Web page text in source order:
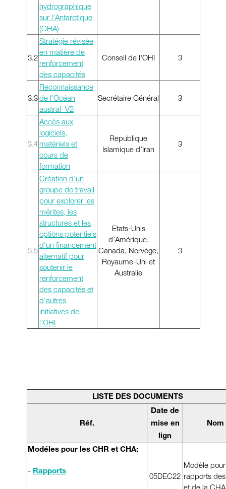
hydrographique
sur l’Antarctique
(CHA)
3.2
Stratégie révisée
en matière de
renforcement
des capacités
Conseil de l'OHI 3
3.3
Reconnaissance
de l'Océan
austral_V2
Secrétaire Général 3
3.4
Accès aux
logiciels,
matériels et
cours de
formation
Republique
Islamique d’Iran
3
3.5
Création d'un
groupe de travail
pour explorer les
mérites, les
structures et les
options potentiels
d'un financement
alternatif pour
soutenir le
renforcement
des capacités et
d'autres
initiatives de
l'OHI
Etats-Unis
d’Amérique,
Canada, Norvège,
Royaume-Uni et
Australie
3
LISTE DES DOCUMENTS
Réf.
Date de
mise en
lign
Nom
Modéles pour les CHR et CHA:
- Rapports 05DEC22
Modèle
rapports
et de la CHA